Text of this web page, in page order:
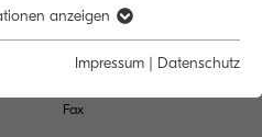
Scan
Fax
anzeigen
Impressum | Datenschutz